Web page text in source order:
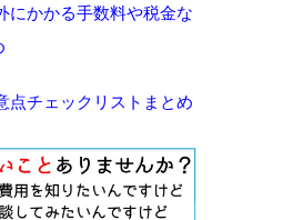
にかかる手数料や税金な
点チェックリストまとめ